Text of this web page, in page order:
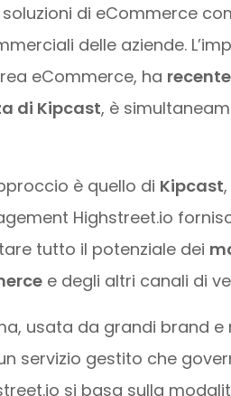
di eCommerce
delle aziende.
eCommerce, ha
di Kipcast, è
è quello di Kipcast
Highstreet.io
tutto il potenziale dei
e degli altri canali di
usata da grandi brand e
servizio gestito che
si basa sulla